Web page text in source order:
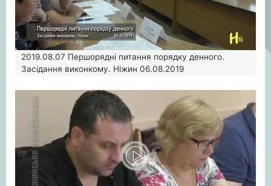
2019.08.07 Першорядні питання порядку денного.
Засідання виконкому. Ніжин 06.08.2019